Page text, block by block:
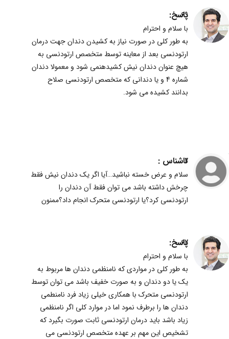
پاسخ:
با سلام و احترام
به طور کلی در صورت نیاز به کشیدن دندان جهت درمان
ارتودنسی بعد از معاینه توسط متخصص ارتودنسی به
هیچ عنوان دندان نیش کشیدهنمی شود و معمولا دندان
شماره 4 و یا دندانی که متخصص ارتودنسی صلاح
بدانند کشیده می شود.
69
ناشناس :
سلام و عرض خسته نباشید…آیا اگر یک دندان نیش فقط
چرخش داشته باشد می توان فقط آن دندان را
ارتودنسی کرد؟یا ارتودنسی متحرک انجام داد؟ممنون
2
پاسخ:
با سلام و احترام
به طور کلی در مواردی که نامنظمی دندان ها مربوط به
یک یا دو دندان و به صورت خفیف باشد می توان توسط
ارتودنسی متحرک با همکاری خیلی زیاد فرد نامنطمی
دندان ها را برطرف نمود اما در موارد کلی اگر نامنظمی
زیاد باشد باید درمان ارتودنسی ثابت صورت بگیرد که
تشخیص این مهم بر عهده متخصص ارتودنسی می
62